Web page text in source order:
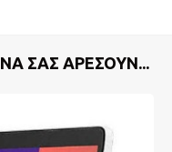
ΣΑΣ ΑΡΈΣΟΥΝ...